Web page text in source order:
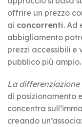
offrire un prezzo
ai concorrenti. Ad
abbigliamento
prezzi accessibili
pubblico più ampio.
La differenziazione
di posizionamento
concentra
creando